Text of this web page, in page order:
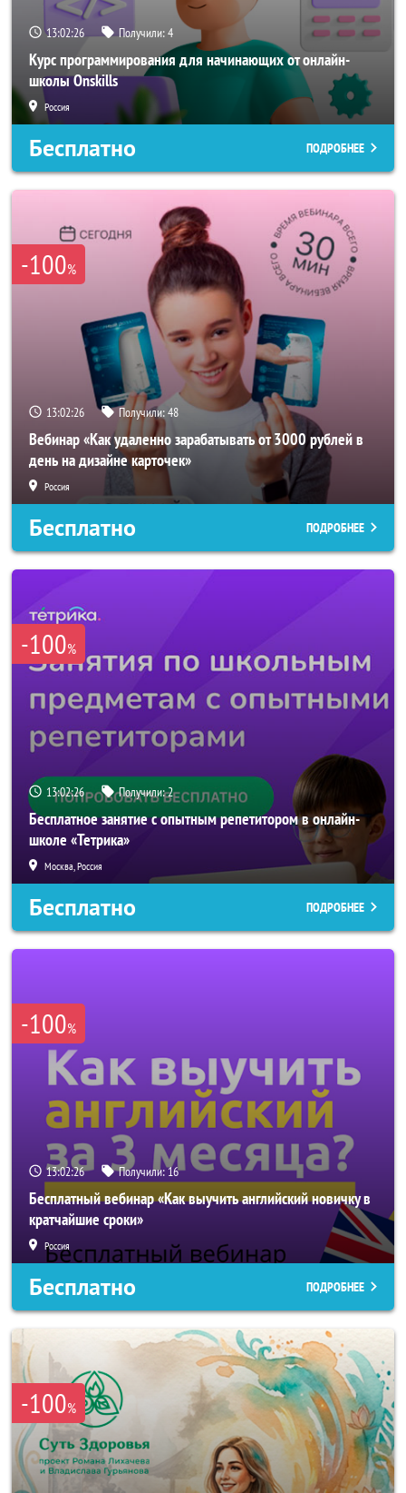
13:02:23 Получили:4
Курс программирования для начинающих от онлайн-
школы Onskills
Россия
Бесплатно ПОДРОБНЕЕ
-100%
13:02:23 Получили:48
Вебинар «Как удаленно зарабатывать от 3000 рублей в
день на дизайне карточек»
Россия
Бесплатно ПОДРОБНЕЕ
-100%
13:02:23 Получили:2
Бесплатное занятие с опытным репетитором в онлайн-
школе «Тетрика»
Москва, Россия
Бесплатно ПОДРОБНЕЕ
-100%
13:02:23 Получили:16
Бесплатный вебинар «Как выучить английский новичку в
кратчайшие сроки»
Россия
Бесплатно ПОДРОБНЕЕ
-100%